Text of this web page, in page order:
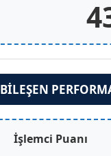
BİLEŞEN
İşlemci Puanı